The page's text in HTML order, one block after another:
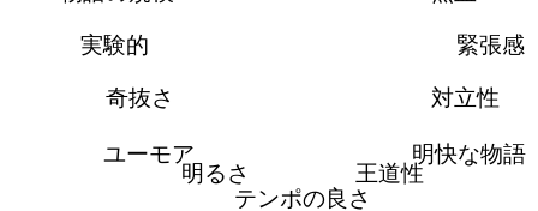
緊張感
対立性
明快な物語
王道性
テンポの良さ
明るさ
ユーモア
奇抜さ
実験的